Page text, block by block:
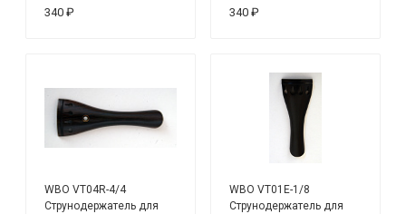
дерево.
340 ₽
дерево.
340 ₽
WBO VT04R-4/4
Струнодержатель для
WBO VT01E-1/8
Струнодержатель для